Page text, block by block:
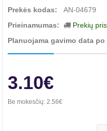
Prekės kodas:
AN-04679
Prieinamumas:
Prekių
Planuojama gavimo data
3.10€
Be mokesčių: 2.56€